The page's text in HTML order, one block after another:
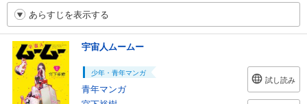
あらすじを表示する
宇宙人ムームー
少年・青年マンガ
青年マンガ
試し読み